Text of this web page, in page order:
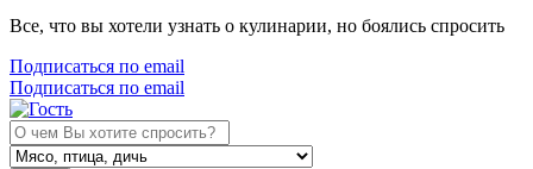
Все, что вы хотели узнать о кулинарии, но боялись спросить
Подписаться по email
Подписаться по email